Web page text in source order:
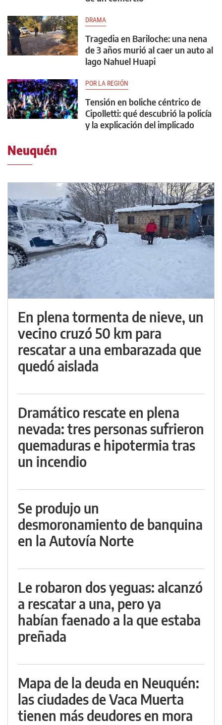
DRAMA
Tragedia en Bariloche: una nena
de 3 años murió al caer un auto al
lago Nahuel Huapi
POR LA REGIÓN
Tensión en boliche céntrico de
Cipolletti: qué descubrió la policía
y la explicación del implicado
Neuquén
En plena tormenta de nieve, un
vecino cruzó 50 km para
rescatar a una embarazada que
quedó aislada
Dramático rescate en plena
nevada: tres personas sufrieron
quemaduras e hipotermia tras
un incendio
Se produjo un
desmoronamiento de banquina
en la Autovía Norte
Le robaron dos yeguas: alcanzó
a rescatar a una, pero ya
habían faenado a la que estaba
preñada
Mapa de la deuda en Neuquén:
las ciudades de Vaca Muerta
tienen más deudores en mora